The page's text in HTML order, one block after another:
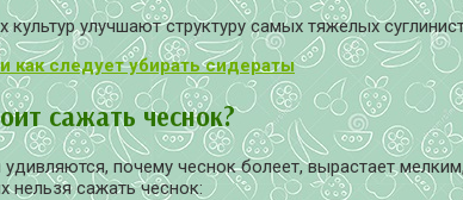
улучшают структуру самых тяжелых
как следует убирать сидераты
сажать чеснок?
почему чеснок болеет, вырастает
нельзя сажать чеснок: